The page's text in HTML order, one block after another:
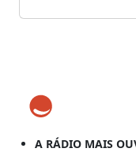
A RÁDIO MAIS